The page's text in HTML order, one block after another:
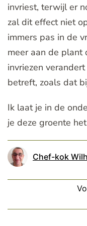
invriest, terwijl er
zal dit effect niet
immers pas in de
meer aan de plant
invriezen
betreft, zoals dat
Ik laat je in de
je deze groente
Chef-kok